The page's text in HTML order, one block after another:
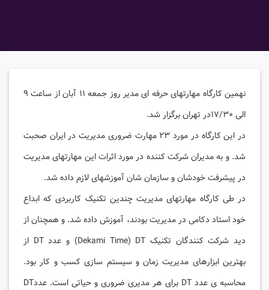
نهمین کارگاه مهارتهای حرفه ای مدیر روز جمعه ۱۱ آبان از ساعت ۹
الی ۱۷/۳۰در تهران برگزار شد.
در این کارگاه در مورد ۲۳ مهارت ضروری مدیریت در ایران صحبت
شد. و به مدیران شرکت کننده در مورد اثرات این مهارتهای مدیریت
در پیشرفت خودشان و سازمان شان آموزشهای لازم داده شد.
در طی کارگاه مهارتهای مدیریت چندین تکنیک کاربردی که ابداع
خود استاد دکامی در مدیریت بودند، آموزش داده شد. و همچنان از
دید شرکت کنندگان تکنیک Dekami Time) DT) و عدد DT از
بهترین ابزارهای مدیریت زمان و سیستم سازی کسب و کار بود.
محاسبه ی عدد DT برای هر مدیری ضروری و حیاتی است. عددDT